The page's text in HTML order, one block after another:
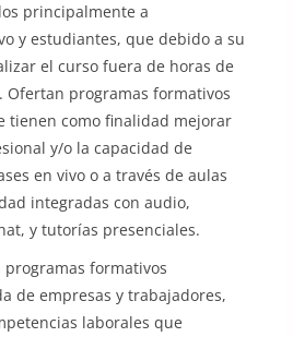
principalmente a
y estudiantes, que debido a su
el curso fuera de horas de
Ofertan programas formativos
tienen como finalidad mejorar
y/o la capacidad de
en vivo o a través de aulas
integradas con audio,
y tutorías presenciales.
formativos
de empresas y trabajadores,
laborales que